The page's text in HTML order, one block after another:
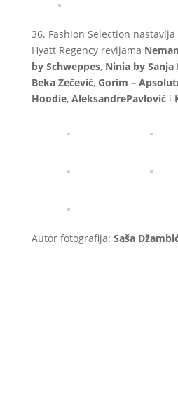
36. Fashion Selection
Hyatt Regency revijama
by Schweppes, Ninia by Sanja
Beka Zečević, Gorim –
Hoodie, AleksandrePavlovići
Autor fotografija: Saša